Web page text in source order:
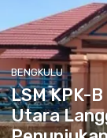
BENGKULU
LSM KPK-
Utara